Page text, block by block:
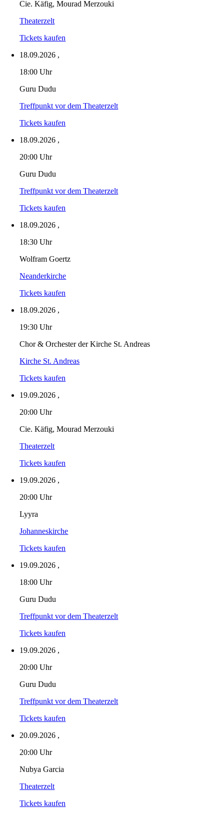
Cie. Käfig, Mourad Merzouki
Theaterzelt
Tickets kaufen
18.09.2026 ,
18:00 Uhr
Guru Dudu
Treffpunkt vor dem Theaterzelt
Tickets kaufen
18.09.2026 ,
20:00 Uhr
Guru Dudu
Treffpunkt vor dem Theaterzelt
Tickets kaufen
18.09.2026 ,
18:30 Uhr
Wolfram Goertz
Neanderkirche
Tickets kaufen
18.09.2026 ,
19:30 Uhr
Chor & Orchester der Kirche St. Andreas
Kirche St. Andreas
Tickets kaufen
19.09.2026 ,
20:00 Uhr
Cie. Käfig, Mourad Merzouki
Theaterzelt
Tickets kaufen
19.09.2026 ,
20:00 Uhr
Lyyra
Johanneskirche
Tickets kaufen
19.09.2026 ,
18:00 Uhr
Guru Dudu
Treffpunkt vor dem Theaterzelt
Tickets kaufen
19.09.2026 ,
20:00 Uhr
Guru Dudu
Treffpunkt vor dem Theaterzelt
Tickets kaufen
20.09.2026 ,
20:00 Uhr
Nubya Garcia
Theaterzelt
Tickets kaufen